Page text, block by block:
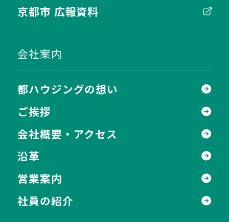
京都市 広報資料
会社案内
都ハウジングの想い
ご挨拶
会社概要・アクセス
沿革
営業案内
社員の紹介